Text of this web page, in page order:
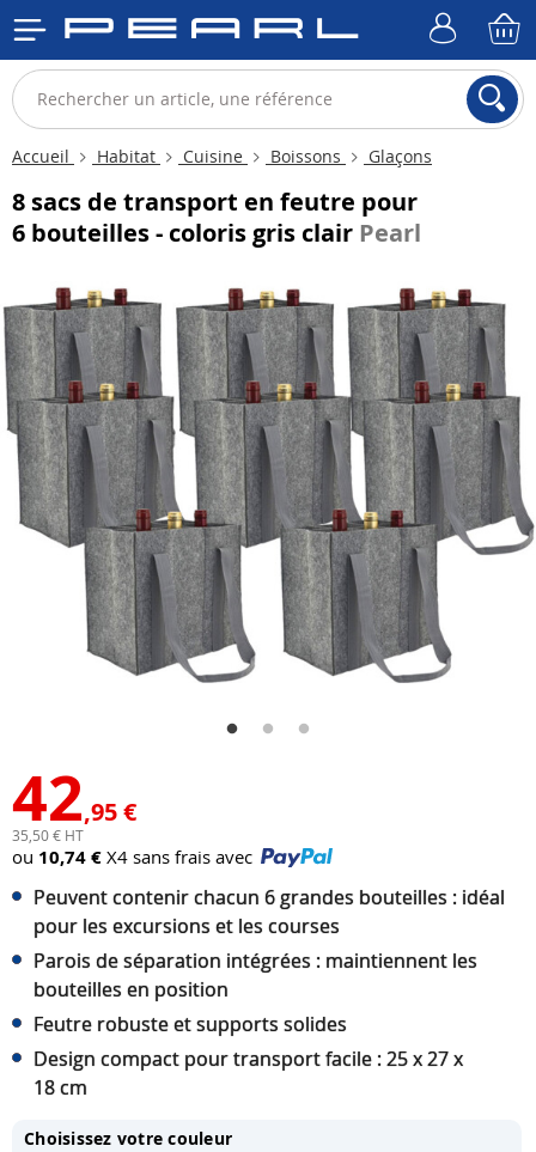
Accueil Habitat Cuisine Boissons Glaçons
8 sacs de transport en feutre pour
6 bouteilles - coloris gris clair Pearl
42,95 €
35,50 € HT
ou 10,74 € X4 sans frais avec
Peuvent contenir chacun 6 grandes bouteilles : idéal
pour les excursions et les courses
Parois de séparation intégrées : maintiennent les
bouteilles en position
Feutre robuste et supports solides
Design compact pour transport facile : 25 x 27 x
18 cm
Choisissez votre couleur